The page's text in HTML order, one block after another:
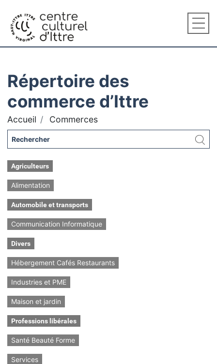
Répertoire des
commerce d’Ittre
Accueil Commerces
Agriculteurs
Alimentation
Automobile et transports
Communication Informatique
Divers
Hébergement Cafés Restaurants
Industries et PME
Maison et jardin
Professions libérales
Santé Beauté Forme
Services